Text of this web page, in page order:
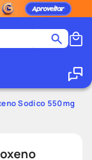
Sodico 550mg